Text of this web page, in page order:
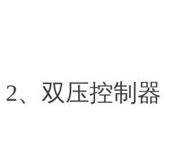
2、双压控制